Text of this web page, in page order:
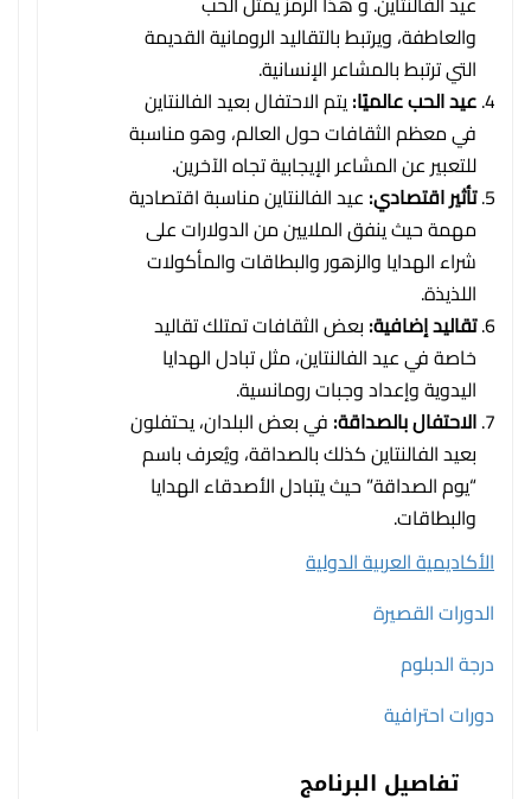
والعاطفة، ويرتبط بالتقاليد الرومانية القديمة
التي ترتبط بالمشاعر الإنسانية.
عيد الحب عالميًا:يتم الاحتفال بعيد الفالنتاين
في معظم الثقافات حول العالم، وهو مناسبة
للتعبير عن المشاعر الإيجابية تجاه الآخرين.
تأثير اقتصادي:عيد الفالنتاين مناسبة اقتصادية
مهمة حيث ينفق الملايين من الدولارات على
شراء الهدايا والزهور والبطاقات والمأكولات
اللذيذة.
تقاليد إضافية: بعض الثقافات تمتلك تقاليد
خاصة في عيد الفالنتاين، مثل تبادل الهدايا
اليدوية وإعداد وجبات رومانسية.
الاحتفال بالصداقة: في بعض البلدان، يحتفلون
بعيد الفالنتاين كذلك بالصداقة، ويُعرف باسم
“يوم الصداقة” حيث يتبادل الأصدقاء الهدايا
والبطاقات.
الأكاديمية العربية الدولية
الدورات القصيرة
درجة الدبلوم
دورات احترافية
تفاصيل البرنامج